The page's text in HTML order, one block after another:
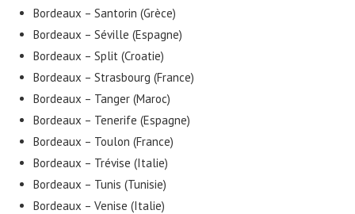
Bordeaux – Santorin (Grèce)
Bordeaux – Séville (Espagne)
Bordeaux – Split (Croatie)
Bordeaux – Strasbourg (France)
Bordeaux – Tanger (Maroc)
Bordeaux – Tenerife (Espagne)
Bordeaux – Toulon (France)
Bordeaux – Trévise (Italie)
Bordeaux – Tunis (Tunisie)
Bordeaux – Venise (Italie)